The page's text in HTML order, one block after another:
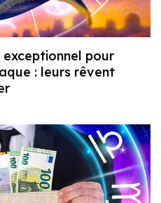
pour
: leurs rêvent